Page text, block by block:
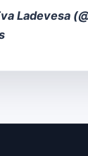
Ladevesa (